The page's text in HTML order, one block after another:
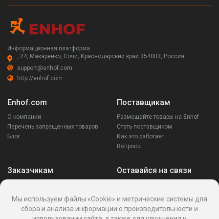
Информационная платформа
, 24, Макаренко, Сочи, Краснодарский край 354003, Россия
support@enhof.com
http://enhof.com
Enhof.com
О компании
Перечень запрещенных товаров
Блог
Поставщикам
Размещайте товары на Enhof
Стать поставщиком
Как это работает
Вопросы
Заказчикам
Ваши запросы
Написать поставщику
Оставайся на связи
Мы используем файлы «Cookie» и метрические системы для
сбора и анализа информации о производительности и